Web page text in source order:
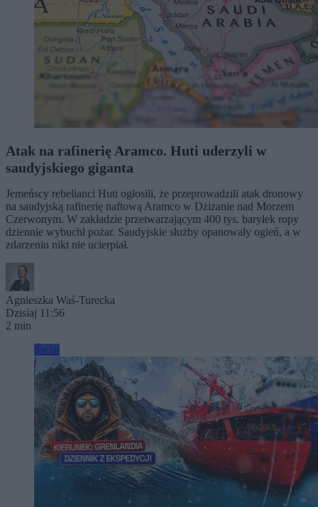
Atak na rafinerię Aramco. Huti uderzyli w
saudyjskiego giganta
Jemeńscy rebelianci Huti ogłosili, że przeprowadzili atak dronowy
na saudyjską rafinerię naftową Aramco w Dżizanie nad Morzem
Czerwonym. W zakładzie przetwarzającym 400 tys. baryłek ropy
dziennie wybuchł pożar. Saudyjskie służby opanowały ogień, a w
zdarzeniu nikt nie ucierpiał.
Agnieszka Waś-Turecka
Dzisiaj 11:56
2 min